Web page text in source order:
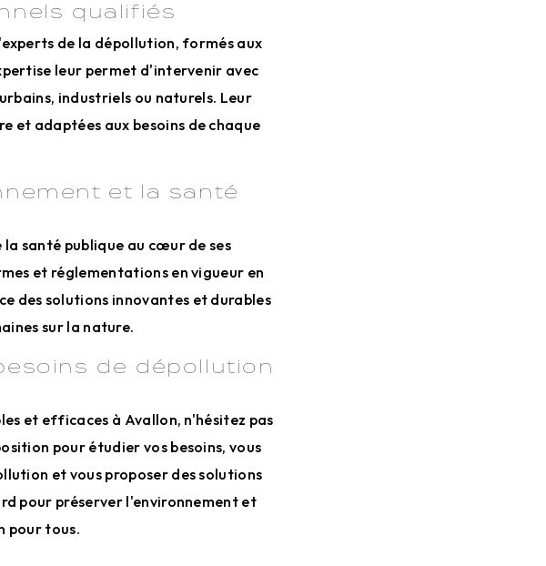
qualifiés
de la dépollution, formés aux
leur permet d'intervenir avec
industriels ou naturels. Leur
et adaptées aux besoins de chaque
et la santé
santé publique au cœur de ses
et réglementations en vigueur en
des solutions innovantes et durables
sur la nature.
de dépollution
et efficaces à Avallon, n'hésitez pas
pour étudier vos besoins, vous
et vous proposer des solutions
pour préserver l'environnement et
pour tous.